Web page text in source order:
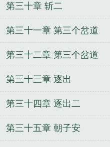
第三十章 斩二
第三十一章 第三个岔道
第三十二章 第三个岔道
第三十三章 逐出
第三十四章 逐出二
第三十五章 朝子安